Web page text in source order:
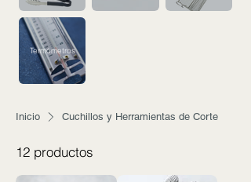
Termómetros
Inicio Cuchillos y Herramientas de Corte
12 productos